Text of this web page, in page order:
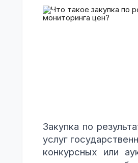
Закупка по
услуг
конкурсных или